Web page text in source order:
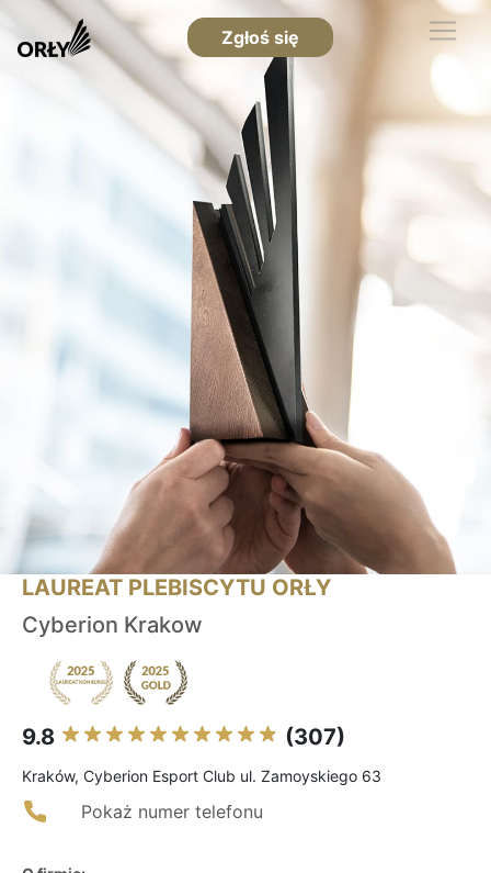
Zgłoś się
LAUREAT PLEBISCYTU ORŁY
Cyberion Krakow
9.8 (307)
Kraków, Cyberion Esport Club ul. Zamoyskiego 63
Pokaż numer telefonu